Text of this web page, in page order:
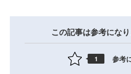
この記事は参考にな
1 参考